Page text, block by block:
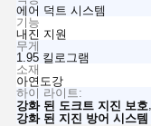
에어 덕트 시스템
기능
내진 지원
무게
1.95 킬로그램
소재
아연도강
하이 라이트:
강화 된 도크트 지진 보호
강화 된 지진 방어 시스템